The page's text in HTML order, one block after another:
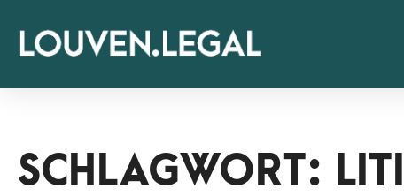
SCHLAGWORT: